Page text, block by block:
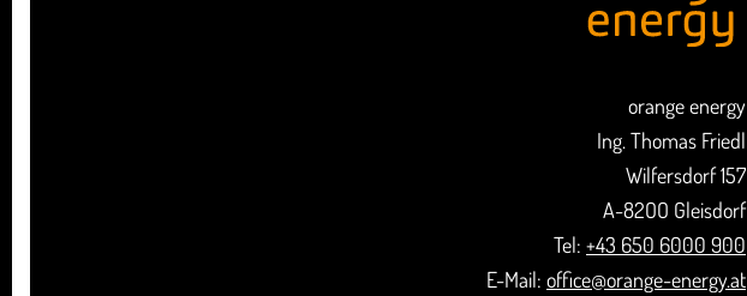
orange energy
Ing. Thomas Friedl
Wilfersdorf 157
A-82OO Gleisdorf
Tel: +43 650 6000 900
E-Mail: office@orange-energy.at